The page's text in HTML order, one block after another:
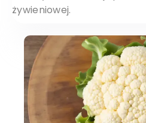
żywieniowej.